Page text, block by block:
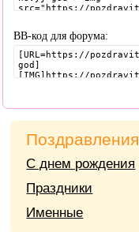
BB-код для форума:
Поздравления
С днем рождения
Праздники
Именные